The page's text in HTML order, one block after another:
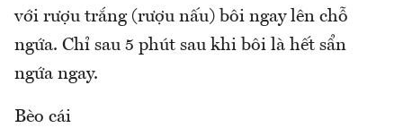
với rượu trắng (rượu nấu) bôi ngay lên chỗ
ngứa. Chỉ sau 5 phút sau khi bôi là hết sẩn
ngứa ngay.
Bèo cái